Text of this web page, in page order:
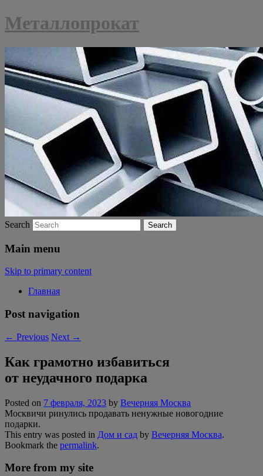
Металлопрокат
Search
Main menu
Skip to primary content
Главная
Post navigation
← Previous Next →
Как грамотно избавиться
от неудачного подарка
Posted on 7 февраля, 2023 by Вечерняя Москва
Москвичи ринулись продавать ненужные новогодние
подарки.
This entry was posted in Дом и сад by Вечерняя Москва.
Bookmark the permalink.
More from my site